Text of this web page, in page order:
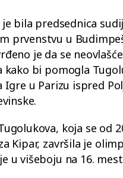
bila predsednica
prvenstvu u
je da se
kako bi pomogla
Igre u Parizu ispred
koja se od
Kipar, završila je
u višeboju na 16.